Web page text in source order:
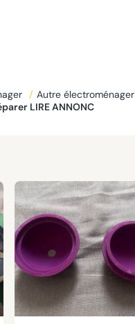
/ Autre électroménager
LIRE ANNONC